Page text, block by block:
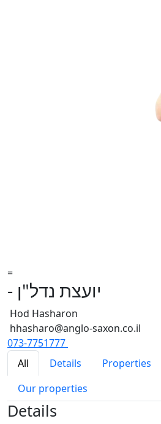
=
- יועצת נדל"ן
Hod Hasharon
hhasharo@anglo-saxon.co.il
073-7751777
All
Details Properties
Our properties
Details